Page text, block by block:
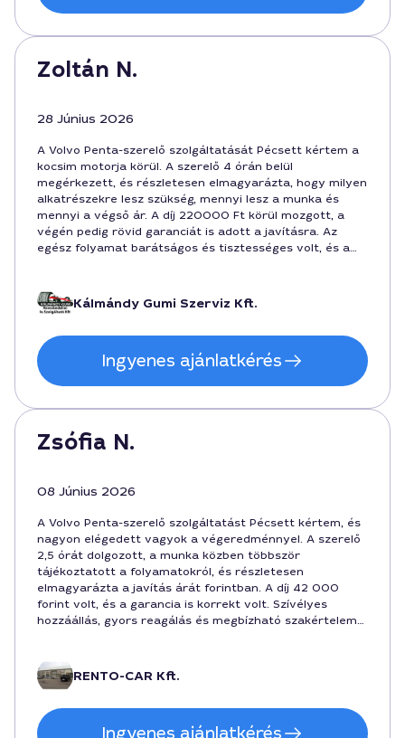
Zoltán N.
28 Június 2026
A Volvo Penta-szerelő szolgáltatását Pécsett kértem a
kocsim motorja körül. A szerelő 4 órán belül
megérkezett, és részletesen elmagyarázta, hogy milyen
alkatrészekre lesz szükség, mennyi lesz a munka és
mennyi a végső ár. A díj 220000 Ft körül mozgott, a
végén pedig rövid garanciát is adott a javításra. Az
egész folyamat barátságos és tisztességes volt, és a
Pécsen.Kálmándy Gumi Szerviz Kft.
Ingyenes ajánlatkérés
Zsófia N.
08 Június 2026
A Volvo Penta-szerelő szolgáltatást Pécsett kértem, és
nagyon elégedett vagyok a végeredménnyel. A szerelő
2,5 órát dolgozott, a munka közben többször
tájékoztatott a folyamatokról, és részletesen
elmagyarázta a javítás árát forintban. A díj 42 000
forint volt, és a garancia is korrekt volt. Szívélyes
hozzáállás, gyors reagálás és megbízható szakértelem
RENTO-CAR Kft.
Ingyenes ajánlatkérés